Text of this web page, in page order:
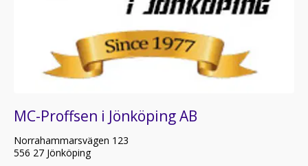
MC-Proffsen i Jönköping AB
Norrahammarsvägen 123
556 27 Jönköping